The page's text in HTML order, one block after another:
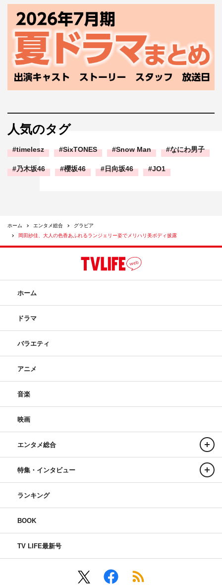
人気のタグ
timelesz SixTONES Snow Man なにわ男子
乃木坂46 櫻坂46 日向坂46 JO1
ホーム エンタメ総合
グラビア
岡田紗佳、大人の色香あふれるランジェリー姿でメリハリ美ボディ披露
ホーム
ドラマ
バラエティ
アニメ
音楽
映画
エンタメ総合
特集・インタビュー
ランキング
BOOK
TV LIFE最新号